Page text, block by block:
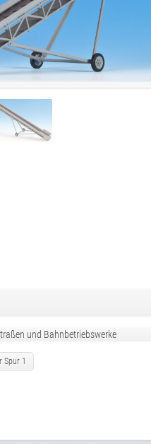
und Bahnbetriebswerke
Spur 1